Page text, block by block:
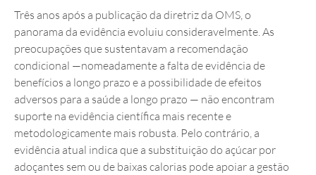
Três anos após a publicação da diretriz da OMS, o
panorama da evidência evoluiu consideravelmente. As
preocupações que sustentavam a recomendação
condicional —nomeadamente a falta de evidência de
benefícios a longo prazo e a possibilidade de efeitos
adversos para a saúde a longo prazo — não encontram
suporte na evidência científica mais recente e
metodologicamente mais robusta. Pelo contrário, a
evidência atual indica que a substituição do açúcar por
adoçantes sem ou de baixas calorias pode apoiar a gestão